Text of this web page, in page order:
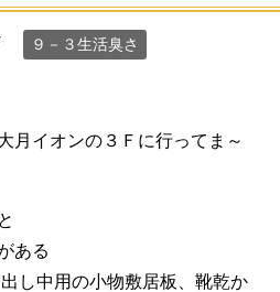
９－３生活臭さ
イオンの３Ｆに行ってま～
ある
中用の小物敷居板、靴乾か